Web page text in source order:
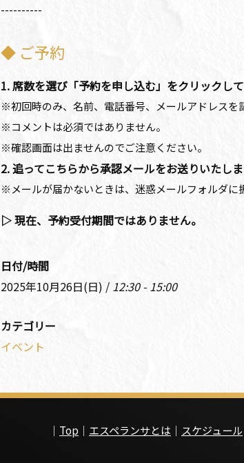
----------
◆ ご予約
1. 席数を選び「予約を申し込む」をクリックして
※初回時のみ、名前、電話番号、メールアドレスを
※コメントは必須ではありません。
※確認画面は出ませんのでご注意ください。
2. 追ってこちらから承認メールをお送りいたしま
※メールが届かないときは、迷惑メールフォルダに
▷ 現在、予約受付期間ではありません。
日付/時間
2025年10月26日(日) / 12:30 - 15:00
カテゴリー
イベント
｜ Top ｜ エスペランサとは ｜ スケジュール